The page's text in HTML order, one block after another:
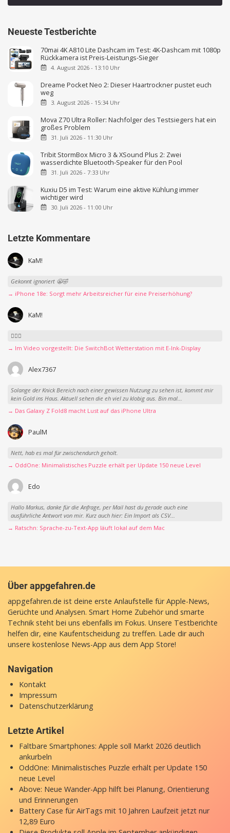
Neueste Testberichte
70mai 4K A810 Lite Dashcam im Test: 4K-Dashcam mit 1080p
Rückkamera ist Preis-Leistungs-Sieger
4. August 2026 - 13:10 Uhr
Dreame Pocket Neo 2: Dieser Haartrockner pustet euch
weg
3. August 2026 - 15:34 Uhr
Mova Z70 Ultra Roller: Nachfolger des Testsiegers hat ein
großes Problem
31. Juli 2026 - 11:30 Uhr
Tribit StormBox Micro 3 & XSound Plus 2: Zwei
wasserdichte Bluetooth-Speaker für den Pool
31. Juli 2026 - 7:33 Uhr
Kuxiu D5 im Test: Warum eine aktive Kühlung immer
wichtiger wird
30. Juli 2026 - 11:00 Uhr
Letzte Kommentare
KaM!
Gekonnt ignoriert 😬🤣
→ iPhone 18e: Sorgt mehr Arbeitsreicher für eine Preiserhöhung?
KaM!
👍🏻🤣
→ Im Video vorgestellt: Die SwitchBot Wetterstation mit E-Ink-Display
Alex7367
Solange der Knick Bereich nach einer gewissen Nutzung zu sehen ist, kommt mir
kein Gold ins Haus. Aktuell sehen die eh viel zu klobig aus. Bin mal...
→ Das Galaxy Z Fold8 macht Lust auf das iPhone Ultra
PaulM
Nett, hab es mal für zwischendurch geholt.
→ OddOne: Minimalistisches Puzzle erhält per Update 150 neue Level
Edo
Hallo Markus, danke für die Anfrage, per Mail hast du gerade auch eine
ausführliche Antwort von mir. Kurz auch hier: Ein Import als CSV...
→ Ratschn: Sprache-zu-Text-App läuft lokal auf dem Mac
Über appgefahren.de
appgefahren.de ist deine erste Anlaufstelle für Apple-News,
Gerüchte und Analysen. Smart Home Zubehör und smarte
Technik steht bei uns ebenfalls im Fokus. Unsere Testberichte
helfen dir, eine Kaufentscheidung zu treffen. Lade dir auch
unsere kostenlose News-App aus dem App Store!
Navigation
Kontakt
Impressum
Datenschutzerklärung
Letzte Artikel
Faltbare Smartphones: Apple soll Markt 2026 deutlich
ankurbeln
OddOne: Minimalistisches Puzzle erhält per Update 150
neue Level
Above: Neue Wander-App hilft bei Planung, Orientierung
und Erinnerungen
Battery Case für AirTags mit 10 Jahren Laufzeit jetzt nur
12,89 Euro